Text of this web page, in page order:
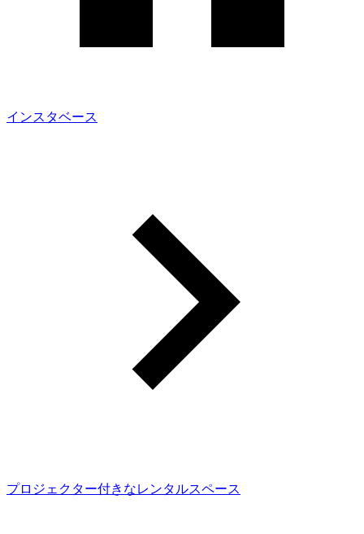
インスタベース
プロジェクター付きなレンタルスペース